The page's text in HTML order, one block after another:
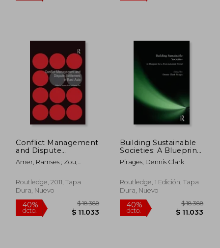
Conflict Management
and Dispute
Settlement in East
Asia (en Inglés)
Amer, Ramses ; Zou,
Routledge, 2011, Tapa
Dura, Nuevo
Building Sustainable
Societies: A Blueprint
for a Post-Industrial
World: A Blueprint for
World (en Inglés)
Pirages, Dennis Clark
Routledge, 1 Edición, Tapa
Dura, Nuevo